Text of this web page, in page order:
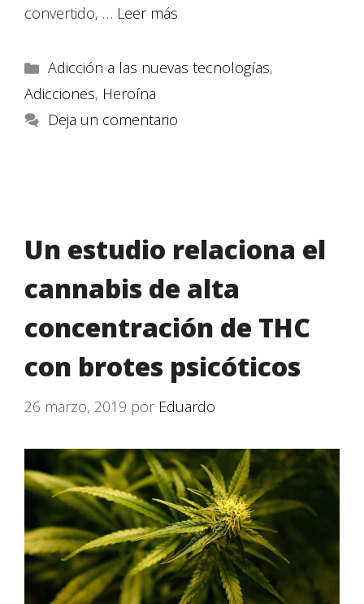
convertido, … Leer más
Adicción a las nuevas tecnologías,
Adicciones, Heroína
Deja un comentario
Un estudio relaciona el
cannabis de alta
concentración de THC
con brotes psicóticos
26 marzo, 2019 por Eduardo